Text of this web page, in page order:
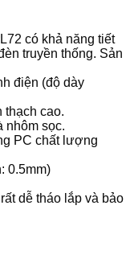
có khả năng tiết
truyền thống. Sản
điện (độ dày
thạch cao.
nhôm sọc.
PC chất lượng
0.5mm)
dễ tháo lắp và bảo